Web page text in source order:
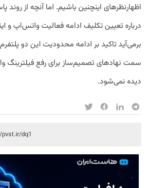
اظهارنظرهای اینچنین باشیم. اما آنچه از
درباره تعیین تکلیف ادامه فعالیت واتس‌اپ و
برمی‌آید تاکید بر ادامه محدودیت این دو
سمت نهادهای تصمیم‌ساز برای رفع فیلترینگ
دیده نمی‌شود.
dq1